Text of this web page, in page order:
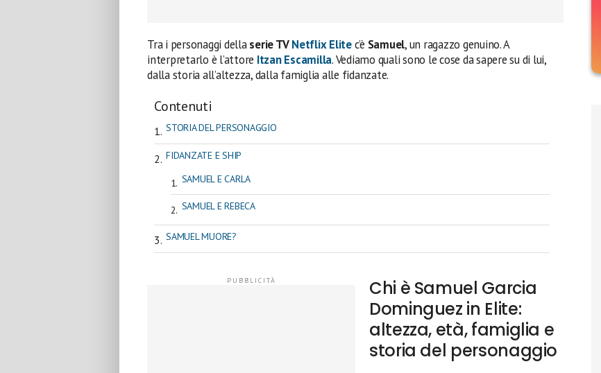
Tra i personaggi dellaserie TVNetflixElitec’è Samuel, un ragazzo genuino. A
interpretarlo è l’attore Itzan Escamilla. Vediamo quali sono le cose da sapere su di lui,
dalla storia all’altezza, dalla famiglia alle fidanzate.
Contenuti
STORIA DEL PERSONAGGIO
FIDANZATE E SHIP
SAMUEL E CARLA
SAMUEL E REBECA
SAMUEL MUORE?
Chi è Samuel Garcia
Dominguez in Elite:
altezza, età, famiglia e
storia del personaggio